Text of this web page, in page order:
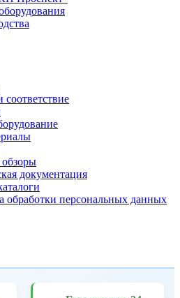
документация
обработки персональных данных